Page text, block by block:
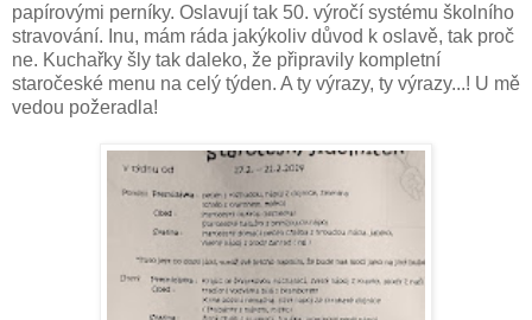
papírovými perníky. Oslavují tak 50. výročí systému školního
stravování. Inu, mám ráda jakýkoliv důvod k oslavě, tak proč
ne. Kuchařky šly tak daleko, že připravily kompletní
staročeské menu na celý týden. A ty výrazy, ty výrazy...! U mě
vedou požeradla!